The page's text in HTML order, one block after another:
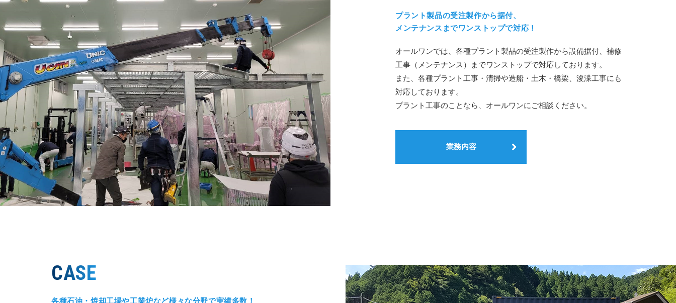
プラント製品の受注製作から据付、
メンテナンスまでワンストップで対応！
オールワンでは、各種プラント製品の受注製作から設備据付、補修
工事（メンテナンス）までワンストップで対応しております。
また、各種プラント工事・清掃や造船・土木・橋梁、浚渫工事にも
対応しております。
プラント工事のことなら、オールワンにご相談ください。
業務内容
CASE
各種石油・焼却工場や工業炉など様々な分野で実績多数！